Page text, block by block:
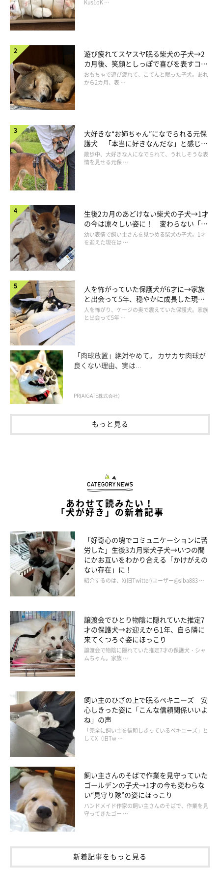
「あそんで〜！ かまって〜！」
@mameshiba_chikuwa
は、何かおねだりをするときによく見られるのだそう。あの日
は、飼い主さんがソファでスマホをいじっていたそうで、「そん
なものよりボクとあそんで〜かまって〜！」と訴えている場面だ
ったようです。
飼い主さんはちくわくんのちょうだいポーズについて、このよう
飼い主さん：
「初めてあのポーズをしたときにとても可愛かったので、
い〜！ いいコ〜！』
と褒めたら、自らしてくれるようになりま
した。あまりすると腰に負担がかかってしまうようなので、させ
すぎないように注意しています」
愛らしい行動はほかにも♪
長！
Kus1oK …
遊び疲れてスヤスヤ眠る柴犬の子犬→2
カ月後、笑顔としっぽで喜びを表すコに
成長！
おもちゃで遊び疲れて、こてんと眠った子犬。あれ
から2カ月、表 …
大好きな“お姉ちゃん”になでられる元保
護犬 「本当に好きなんだな」と感じる
表情にほっこり
散歩中、大好きな人になでられて、うれしそうな表
情を見せる元保 …
生後2カ月のあどけない柴犬の子犬→1才
の今は凛々しい姿に！ 変わらない「く
りくりおめめ」にもほっこり
幼い表情で飼い主さんを見つめる柴犬の子犬。1才
を迎えた現在は …
人を怖がっていた保護犬が6才に→家族
と出会って5年、穏やかに成長した現在
の姿にグッとくる
人を怖がり、ケージの奥で震えていた保護犬。家族
と出会って5年 …
「肉球放置」絶対やめて。 カサカサ肉球が
良くない理由、実は...
PR(AIGATE株式会社)
もっと見る
あわせて読みたい！
「犬が好き」の新着記事
「好奇心の塊でコミュニケーションに苦
労した」生後3カ月柴犬子犬→いつの間
にかお互いをわかり合える「かけがえの
ない存在」に！
紹介するのは、X(旧Twitter)ユーザー@siba883 …
譲渡会でひとり物陰に隠れていた推定7
才の保護犬→お迎えから1年、自ら隣に
来てくつろぐ姿にほっこり
譲渡会で物陰に隠れていた推定7才の保護犬・シャ
ムちゃん。家族 …
飼い主のひざの上で眠るペキニーズ 安
心しきった姿に「こんな信頼関係いいよ
ね」の声
「完全に飼い主を信頼しきっているペキニーズ」と
してX（旧Tw …
飼い主さんのそばで作業を見守っていた
ゴールデンの子犬→1才の今も変わらな
い“見守り隊”の姿にほっこり
ハンドメイド作家の飼い主さんのそばで、作業を見
守ってきたゴー …
新着記事をもっと見る